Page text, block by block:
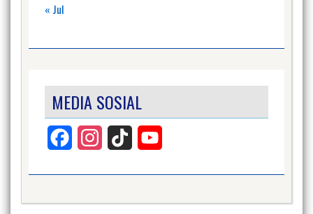
« Jul
MEDIA SOSIAL
Facebook InstagramTikTok